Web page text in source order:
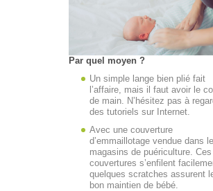
Par quel moyen ?
Un simple lange bien plié fait
l’affaire, mais il faut avoir le
de main. N’hésitez pas à
des tutoriels sur Internet.
Avec une couverture
d’emmaillotage vendue dans
magasins de puériculture. Ces
couvertures s’enfilent
quelques scratches assurent
bon maintien de bébé.